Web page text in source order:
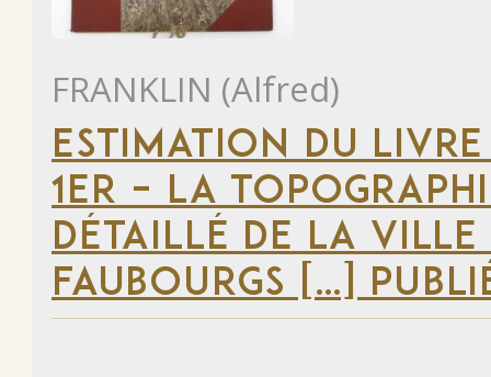
FRANKLIN (Alfred)
ESTIMATION DU
1ER – LA
DÉTAILLÉ DE LA VILLE
FAUBOURGS […]